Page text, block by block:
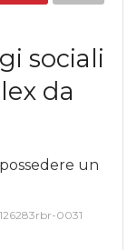
sociali
da
0031